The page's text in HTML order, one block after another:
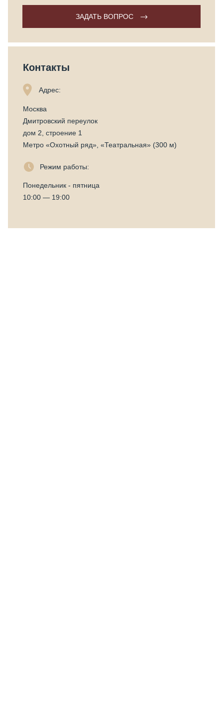
ЗАДАТЬ ВОПРОС
Контакты
Адрес:
Москва
Дмитровский переулок
дом 2, строение 1
Метро «Охотный ряд», «Театральная» (300 м)
Режим работы:
Понедельник - пятница
10:00 — 19:00